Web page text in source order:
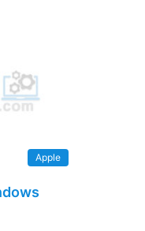
Apple